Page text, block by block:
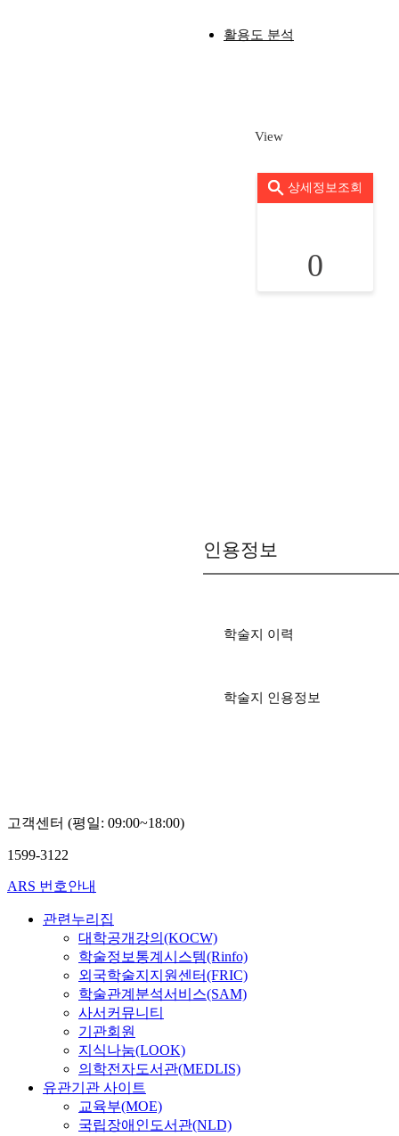
활용도 분석
View
상세정보조회
0
인용정보
학술지 이력
학술지 인용정보
고객센터 (평일: 09:00~18:00)
1599-3122
ARS 번호안내
관련누리집
대학공개강의(KOCW)
학술정보통계시스템(Rinfo)
외국학술지지원센터(FRIC)
학술관계분석서비스(SAM)
사서커뮤니티
기관회원
지식나눔(LOOK)
의학전자도서관(MEDLIS)
유관기관 사이트
교육부(MOE)
국립장애인도서관(NLD)